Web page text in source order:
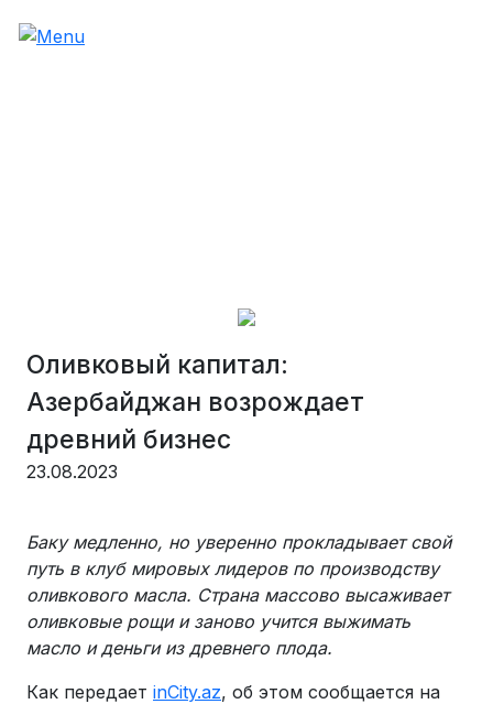
Оливковый капитал:
Азербайджан возрождает
древний бизнес
23.08.2023
Баку медленно, но уверенно прокладывает свой
путь в клуб мировых лидеров по производству
оливкового масла. Страна массово высаживает
оливковые рощи и заново учится выжимать
масло и деньги из древнего плода.
Как передает inCity.az, об этом сообщается на